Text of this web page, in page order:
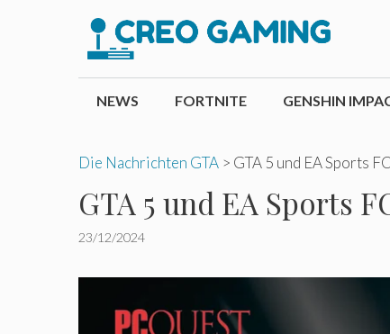
NEWS FORTNITE GENSHIN
Die Nachrichten GTA > GTA 5 und EA Sports
GTA 5 und EA Sports
23/12/2024